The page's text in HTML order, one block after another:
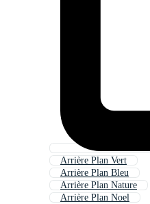
Arrière Plan Vert
Arrière Plan Bleu
Arrière Plan Nature
Arrière Plan Noel